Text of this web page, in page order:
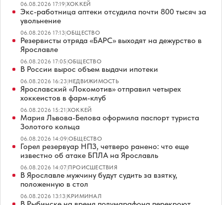
06.08.2026 17:19|ХОККЕЙ
Экс-работница аптеки отсудила почти 800 тысяч за
увольнение
06.08.2026 17:13|ОБЩЕСТВО
Резервисты отряда «БАРС» выходят на дежурство в
Ярославле
06.08.2026 17:05|ОБЩЕСТВО
В России вырос объем выдачи ипотеки
06.08.2026 16:23|НЕДВИЖИМОСТЬ
Ярославский «Локомотив» отправил четырех
хоккеистов в фарм-клуб
06.08.2026 15:21|ХОККЕЙ
Мария Львова-Белова оформила паспорт туриста
Золотого кольца
06.08.2026 14:09|ОБЩЕСТВО
Горел резервуар НПЗ, четверо ранено: что еще
известно об атаке БПЛА на Ярославль
06.08.2026 14:07|ПРОИСШЕСТВИЯ
В Ярославле мужчину будут судить за взятку,
положенную в стол
06.08.2026 13:13|КРИМИНАЛ